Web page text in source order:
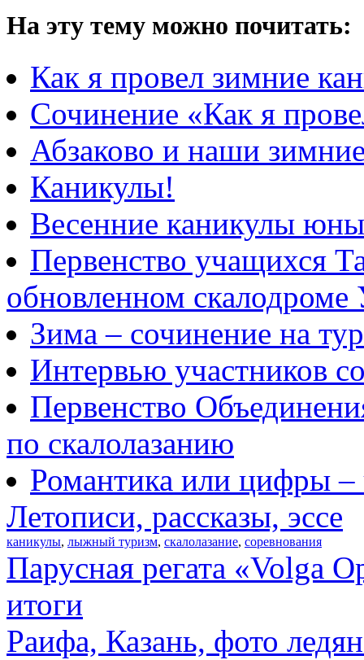
На эту тему можно почитать:
Как я провел зимние
Сочинение «Как я
Абзаково и наши
Каникулы!
Весенние каникулы
Первенство учащихся
обновленном
Зима – сочинение на
Интервью участников
Первенство
по скалолазанию
Романтика или цифры –
Летописи, рассказы, эссе
каникулы, лыжный туризм, скалолазание, соревнования
Парусная регата «Volga
итоги
Раифа, Казань, фото